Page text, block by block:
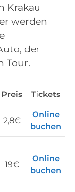
Krakau
werden
der
Tour.
Preis Tickets
2,8€
Online
buchen
19€
Online
buchen